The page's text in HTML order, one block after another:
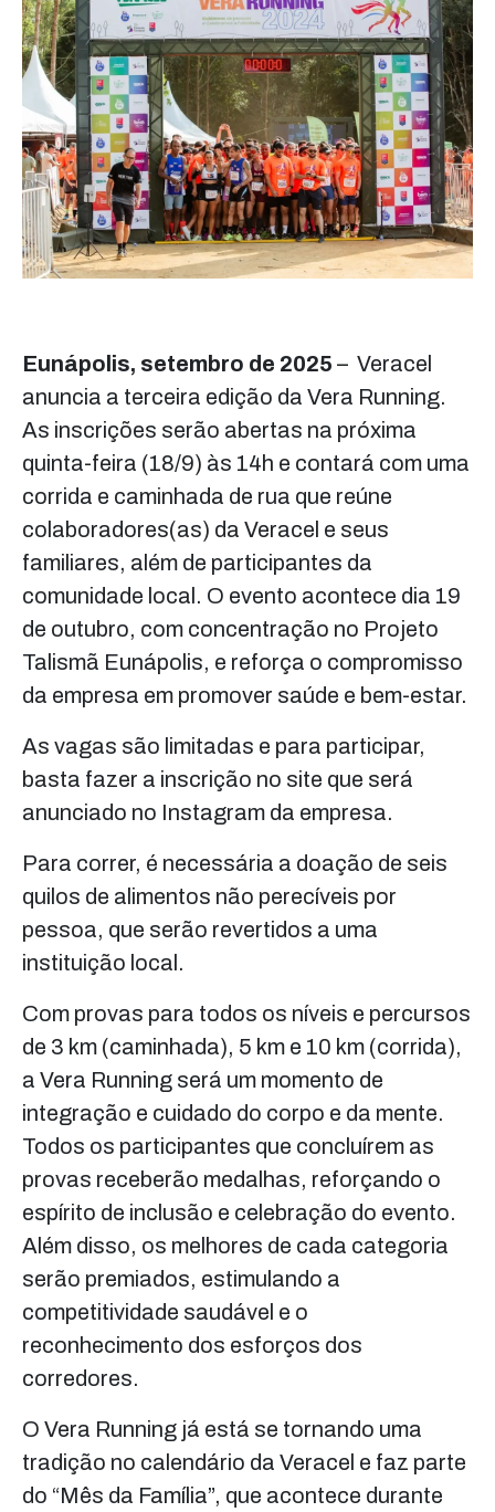
Eunápolis, setembro de 2025 – Veracel
anuncia a terceira edição da Vera Running.
As inscrições serão abertas na próxima
quinta-feira (18/9) às 14h e contará com uma
corrida e caminhada de rua que reúne
colaboradores(as) da Veracel e seus
familiares, além de participantes da
comunidade local. O evento acontece dia 19
de outubro, com concentração no Projeto
Talismã Eunápolis, e reforça o compromisso
da empresa em promover saúde e bem-estar.
As vagas são limitadas e para participar,
basta fazer a inscrição no site que será
anunciado no Instagram da empresa.
Para correr, é necessária a doação de seis
quilos de alimentos não perecíveis por
pessoa, que serão revertidos a uma
instituição local.
Com provas para todos os níveis e percursos
de 3 km (caminhada), 5 km e 10 km (corrida),
a Vera Running será um momento de
integração e cuidado do corpo e da mente.
Todos os participantes que concluírem as
provas receberão medalhas, reforçando o
espírito de inclusão e celebração do evento.
Além disso, os melhores de cada categoria
serão premiados, estimulando a
competitividade saudável e o
reconhecimento dos esforços dos
corredores.
O Vera Running já está se tornando uma
tradição no calendário da Veracel e faz parte
do “Mês da Família”, que acontece durante